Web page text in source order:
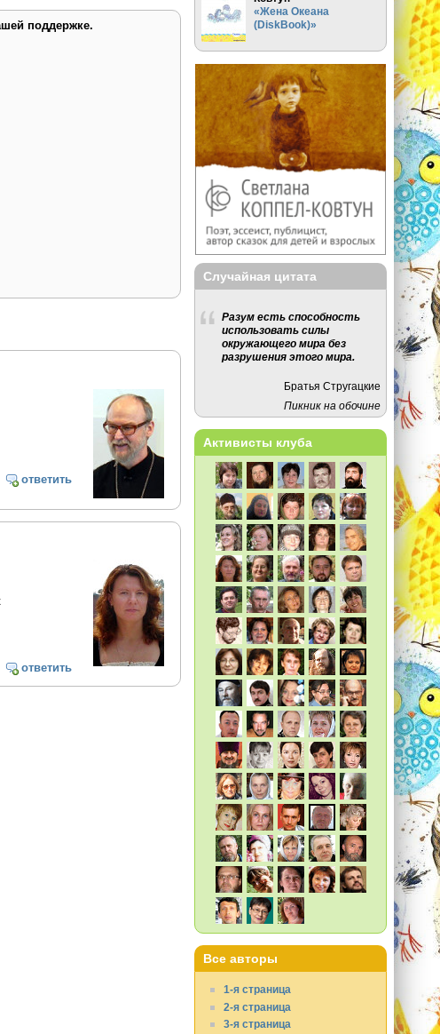
поддержке.
ответить
ответить
«Жена Океана
(DiskBook)»
Случайная цитата
Разум есть способность
использовать силы
окружающего мира без
разрушения этого мира.
Братья Стругацкие
Пикник на обочине
Активисты клуба
Все авторы
1-я страница
2-я страница
3-я страница